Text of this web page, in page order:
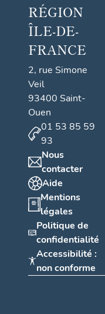
RÉGION
ÎLE-DE-
FRANCE
2, rue Simone
Veil
93400 Saint-
Ouen
01 53 85 59
93
Nous
contacter
Aide
Mentions
légales
Politique de
confidentialité
Accessibilité :
non conforme